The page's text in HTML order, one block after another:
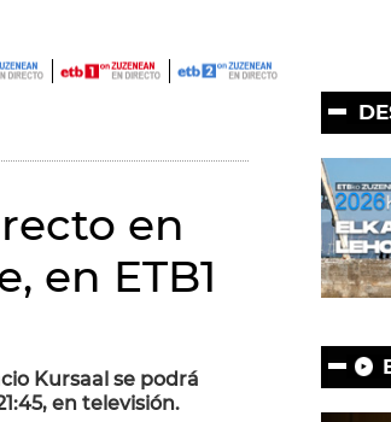
en
en ETB1
Kursaal se podrá
, en televisión.